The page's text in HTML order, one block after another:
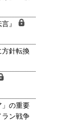
』
方針転換
」の重要
ン戦争